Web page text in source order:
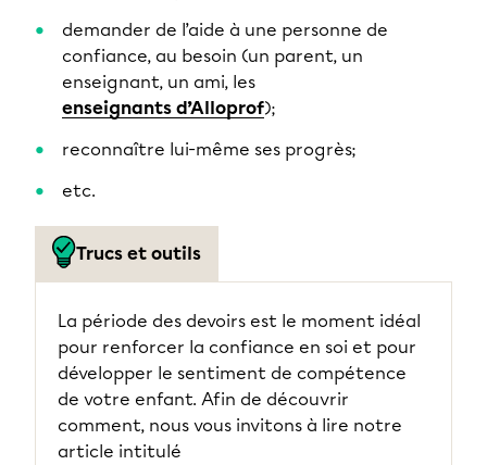
demander de l’aide à une personne de
confiance, au besoin (un parent, un
enseignant, un ami, les
enseignants d’Alloprof);
reconnaître lui-même ses progrès;
etc.
Trucs et outils
La période des devoirs est le moment idéal
pour renforcer la confiance en soi et pour
développer le sentiment de compétence
de votre enfant. Afin de découvrir
comment, nous vous invitons à lire notre
article intitulé